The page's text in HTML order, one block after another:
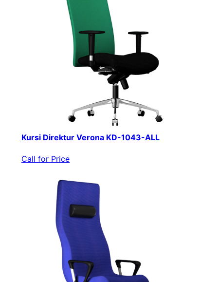
Kursi Direktur Verona KD-1043-ALL
Call for Price